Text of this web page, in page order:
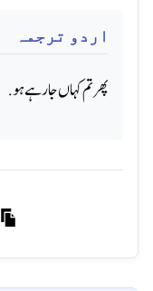
اردو ترجمہ
پھر تم کہاں جا رہے ہو.